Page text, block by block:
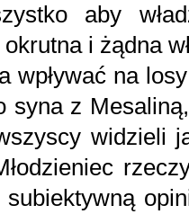
aby
i żądna
wpływać na
syna z
widzieli
subiektywną